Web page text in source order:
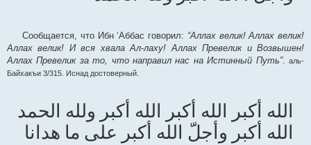
Сообщается, что Ибн ‘Аббас говорил: “Аллах велик! Аллах велик!
Аллах велик! И вся хвала Ал-лаху! Аллах Превелик и Возвышен!
Аллах Превелик за то, что направил нас на Истинный Путь”.аль-
Байхакъи 3/315. Иснад достоверный.
الله أكبر الله أكبر الله أكبر ولله الحمد
الله أكبر وأجلّ الله أكبر على ما هدانا